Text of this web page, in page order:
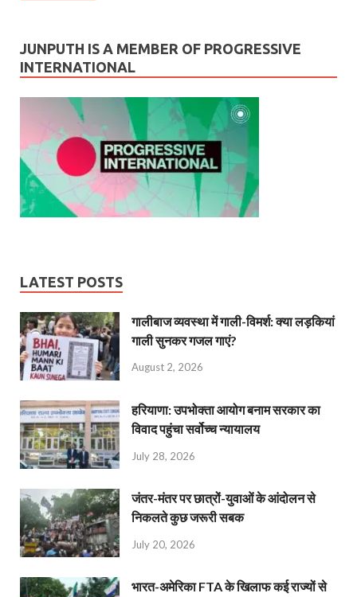
JUNPUTH IS A MEMBER OF PROGRESSIVE
INTERNATIONAL
LATEST POSTS
गालीबाज व्‍यवस्‍था में गाली-विमर्श: क्या लड़कियां
गाली सुनकर गजल गाएं?
August 2, 2026
हरियाणा: उपभोक्ता आयोग बनाम सरकार का
विवाद पहुंचा सर्वोच्च न्यायालय
July 28, 2026
जंतर-मंतर पर छात्रों-युवाओं के आंदोलन से
निकलते कुछ जरूरी सबक
July 20, 2026
भारत-अमेरिका FTA के खिलाफ कई राज्यों से